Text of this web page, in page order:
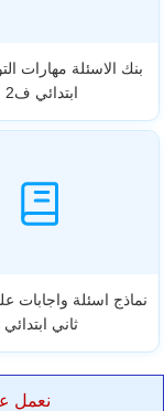
بنك الاسئلة مهارات
ابتدائي ف2
ثاني ابتدائي
نعمل